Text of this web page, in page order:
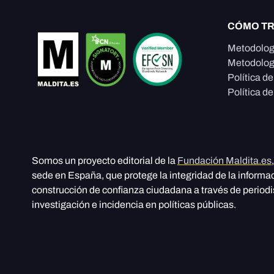
CÓMO
Política
Política
Somos un proyecto editorial de la Fundación Maldita.es
sede en España, que protege la integridad de la
construcción de confianza ciudadana a través de
investigación e incidencia en políticas públicas.